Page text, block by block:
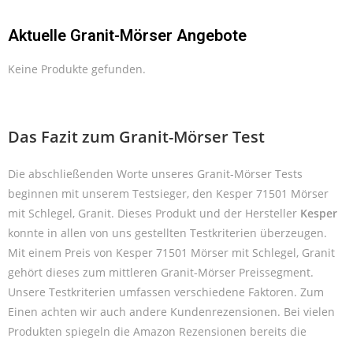
Aktuelle Granit-Mörser Angebote
Keine Produkte gefunden.
Das Fazit zum Granit-Mörser Test
Die abschließenden Worte unseres Granit-Mörser Tests
beginnen mit unserem Testsieger, den Kesper 71501 Mörser
mit Schlegel, Granit. Dieses Produkt und der Hersteller Kesper
konnte in allen von uns gestellten Testkriterien überzeugen.
Mit einem Preis von Kesper 71501 Mörser mit Schlegel, Granit
gehört dieses zum mittleren Granit-Mörser Preissegment.
Unsere Testkriterien umfassen verschiedene Faktoren. Zum
Einen achten wir auch andere Kundenrezensionen. Bei vielen
Produkten spiegeln die Amazon Rezensionen bereits die